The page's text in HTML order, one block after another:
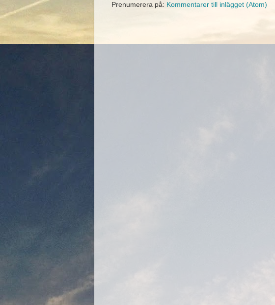
Prenumerera på: Kommentarer till inlägget (Atom)